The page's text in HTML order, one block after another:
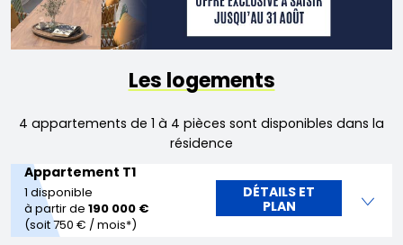
Les logements
4 appartements de 1 à 4 pièces sont disponibles dans la
résidence
Appartement T1
1 disponible
à partir de190 000 €
(soit 750 € / mois*)
DÉTAILS ET
PLAN